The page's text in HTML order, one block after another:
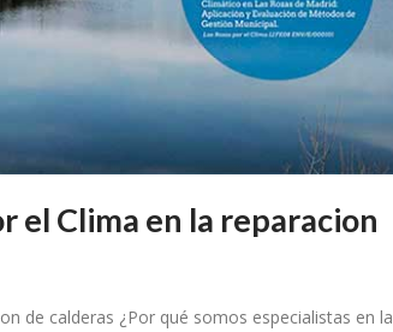
el Clima en la reparacion
de calderas ¿Por qué somos especialistas en la